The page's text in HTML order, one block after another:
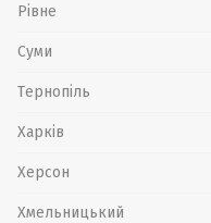
Рівне
Суми
Тернопіль
Харків
Херсон
Хмельницький